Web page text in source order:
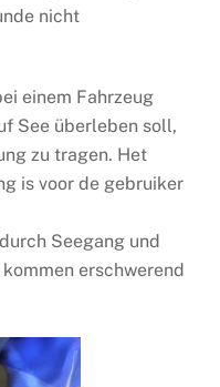
nicht
einem Fahrzeug
See überleben soll,
zu tragen. Het
is voor de gebruiker
Seegang und
erschwerend